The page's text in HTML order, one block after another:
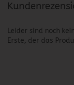
Leider sind noch
Erste, der das